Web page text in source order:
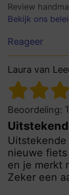
Review
Bekijk ons
Reageer
Laura van
Beoordeling:
nieuwe
en je merkt
Zeker een